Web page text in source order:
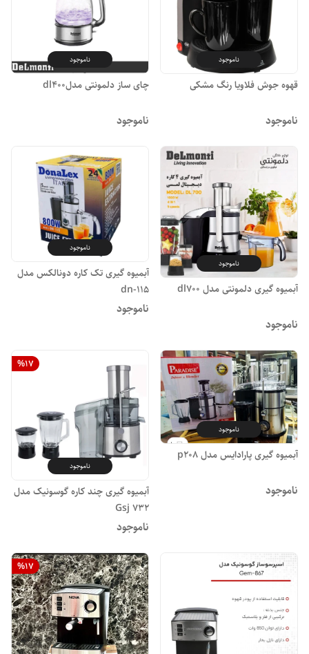
ناموجود
قهوه جوش فلاویا رنگ مشکی
ناموجود
ناموجود
چای ساز دلمونتی مدلdl400
ناموجود
ناموجود
آبمیوه گیری دلمونتی مدل dl700
ناموجود
ناموجود
آبمیوه گیری تک کاره دونالکس مدل
dn-115
ناموجود
ناموجود
آبمیوه گیری پارادایس مدل p208
ناموجود
%17
ناموجود
آبمیوه گیری چند کاره گوسونیک مدل
Gsj 732
ناموجود
%17